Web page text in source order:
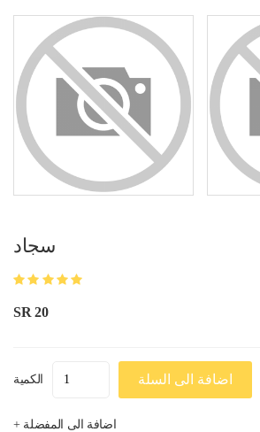
سجاد
SR 20
الكمية اضافة الى السلة
+ اضافة الى المفضلة